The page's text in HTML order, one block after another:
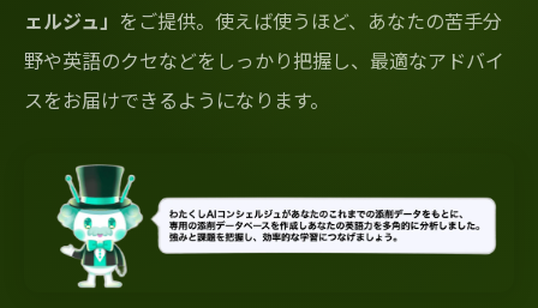
ェルジュ」 をご提供。使えば使うほど、あなたの苦手分
野や英語のクセなどをしっかり把握し、最適なアドバイ
スをお届けできるようになります。